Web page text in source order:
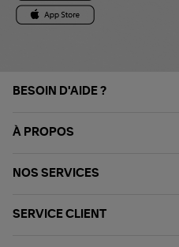
BESOIN D'AIDE ?
À PROPOS
NOS SERVICES
SERVICE CLIENT